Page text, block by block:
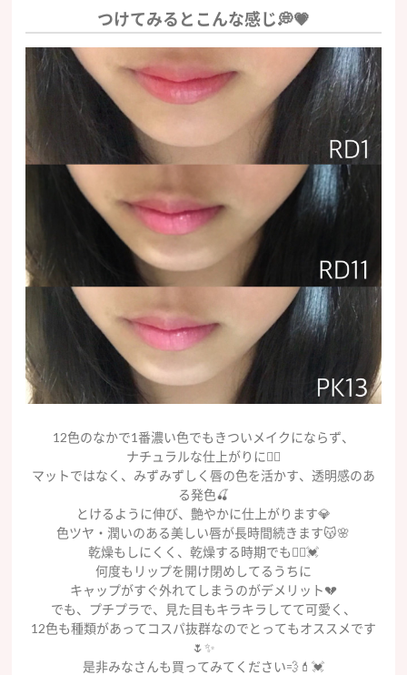
つけてみるとこんな感じ💭💗
12色のなかで1番濃い色でもきついメイクにならず、
ナチュラルな仕上がりに🧚‍♀️
マットではなく、みずみずしく唇の色を活かす、透明感のあ
る発色🍒
とけるように伸び、艶やかに仕上がります💎
色ツヤ・潤いのある美しい唇が長時間続きます😽🌸
乾燥もしにくく、乾燥する時期でも🙆‍♀️💓
何度もリップを開け閉めしてるうちに
キャップがすぐ外れてしまうのがデメリット💔
でも、プチプラで、見た目もキラキラしてて可愛く、
12色も種類があってコスパ抜群なのでとってもオススメです
🌷✨
是非みなさんも買ってみてください💨💄💓